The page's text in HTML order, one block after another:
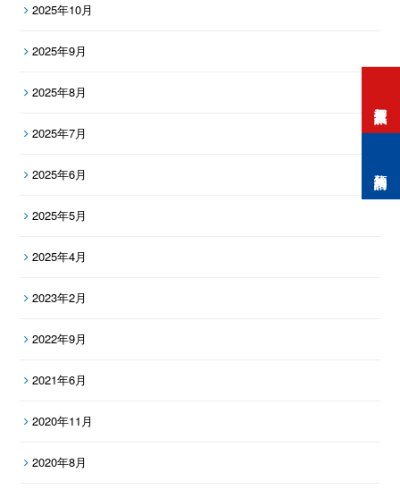
2025年10月
2025年9月
2025年8月
2025年7月
2025年6月
2025年5月
2025年4月
2023年2月
2022年9月
2021年6月
2020年11月
2020年8月